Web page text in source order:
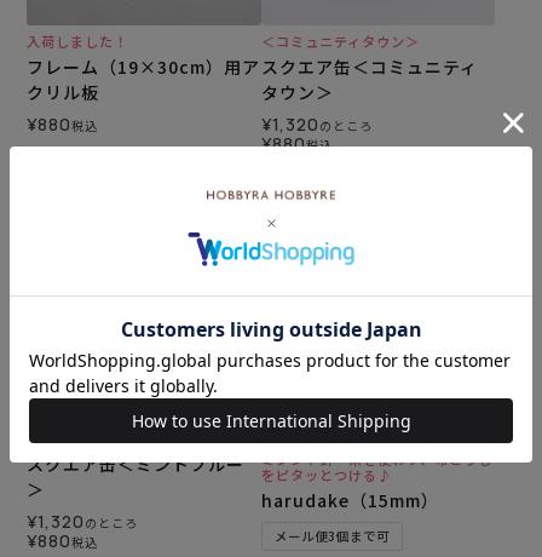
入荷しました！
フレーム（19×30cm）用ア
クリル板
¥880税込
＜コミュニティタウン＞
スクエア缶＜コミュニティ
タウン＞
¥1,320 のところ
¥880税込
カートに入れる
スクエア缶＜ミントブルー
＞
¥1,320 のところ
¥880税込
ミシンや針・糸を使わず、布どうし
をピタッとつける♪
harudake（15mm）
メール便3個まで可